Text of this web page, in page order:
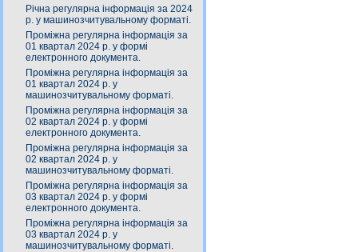
Річна регулярна інформація за 2024
р. у машинозчитувальному форматі.
Проміжна регулярна інформація за
01 квартал 2024 р. у формі
електронного документа.
Проміжна регулярна інформація за
01 квартал 2024 р. у
машинозчитувальному форматі.
Проміжна регулярна інформація за
02 квартал 2024 р. у формі
електронного документа.
Проміжна регулярна інформація за
02 квартал 2024 р. у
машинозчитувальному форматі.
Проміжна регулярна інформація за
03 квартал 2024 р. у формі
електронного документа.
Проміжна регулярна інформація за
03 квартал 2024 р. у
машинозчитувальному форматі.